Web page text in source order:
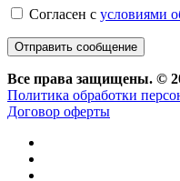
Согласен с условиями
Все права защищены. ©
Политика обработки
Договор оферты